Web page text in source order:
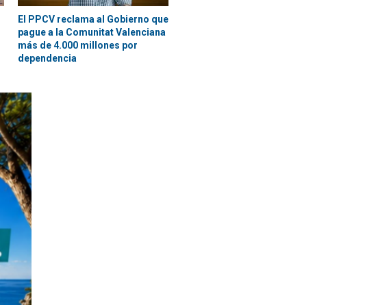
El PPCV reclama al Gobierno que
pague a la Comunitat Valenciana
más de 4.000 millones por
dependencia